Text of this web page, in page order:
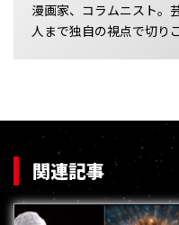
漫画家、コラムニスト。
人まで独自の視点で切りこ
関連記事